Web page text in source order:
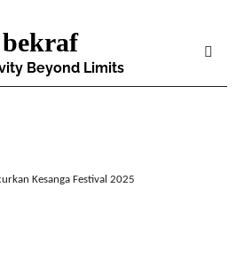
bekraf
Beyond Limits
Kesanga Festival 2025